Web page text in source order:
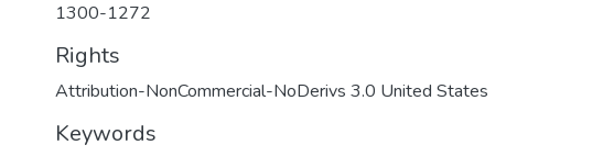
1300-1272
Rights
Attribution-NonCommercial-NoDerivs 3.0 United States
Keywords